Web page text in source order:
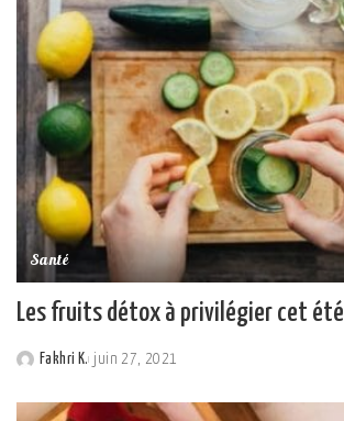
Santé
Les fruits détox à privilégier cet été
Posted
Fakhri K. juin 27, 2021